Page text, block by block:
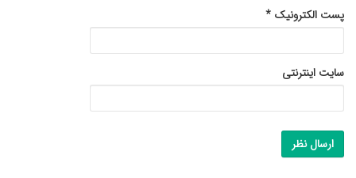
پست الکترونیک *
سایت اینترنتی